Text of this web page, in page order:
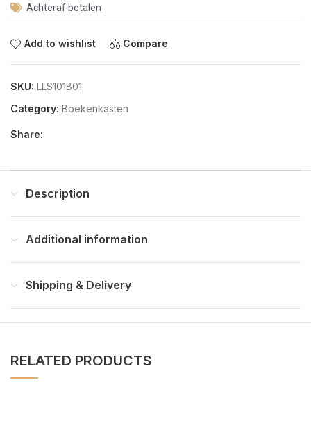
Achteraf betalen
Add to wishlist Compare
SKU: LLS101B01
Category: Boekenkasten
Share:
Description
Additional information
Shipping & Delivery
RELATED PRODUCTS